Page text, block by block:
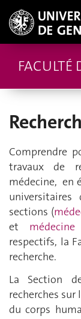
FACULTÉ
Comprendre
travaux de
médecine, en
sections (
et
respectifs, la
recherche.
La Section
recherches
du corps